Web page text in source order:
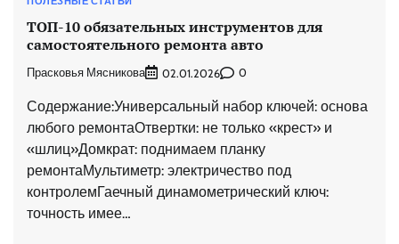
ТОП-10 обязательных инструментов для
самостоятельного ремонта авто
Прасковья Мясникова 02.01.2026 0
Содержание:Универсальный набор ключей: основа
любого ремонтаОтвертки: не только «крест» и
«шлиц»Домкрат: поднимаем планку
ремонтаМультиметр: электричество под
контролемГаечный динамометрический ключ:
точность имее…